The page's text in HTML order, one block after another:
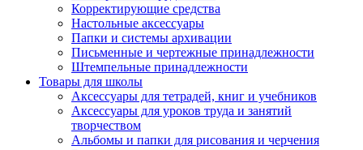
Корректирующие средства
Настольные аксессуары
Папки и системы архивации
Письменные и чертежные принадлежности
Штемпельные принадлежности
Товары для школы
Аксессуары для тетрадей, книг и учебников
Аксессуары для уроков труда и занятий
творчеством
Альбомы и папки для рисования и черчения